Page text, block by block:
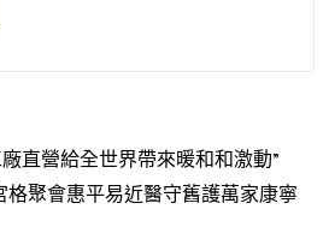
直營給全世界帶來暖和和激動”
格聚會惠平易近醫守舊護萬家康寧